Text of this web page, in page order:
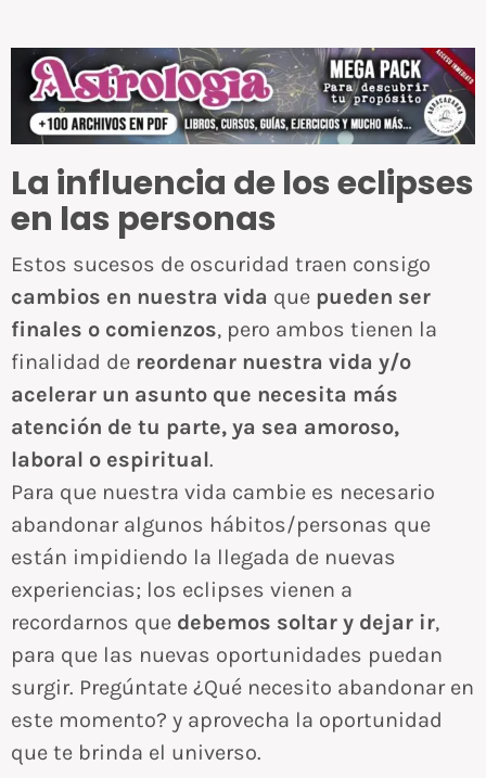
La influencia de los eclipses
en las personas
Estos sucesos de oscuridad traen consigo
cambios en nuestra vida que pueden ser
finales o comienzos, pero ambos tienen la
finalidad de reordenar nuestra vida y/o
acelerar un asunto que necesita más
atención de tu parte, ya sea amoroso,
laboral o espiritual.
Para que nuestra vida cambie es necesario
abandonar algunos hábitos/personas que
están impidiendo la llegada de nuevas
experiencias; los eclipses vienen a
recordarnos que debemos soltar y dejar ir,
para que las nuevas oportunidades puedan
surgir. Pregúntate ¿Qué necesito abandonar en
este momento? y aprovecha la oportunidad
que te brinda el universo.